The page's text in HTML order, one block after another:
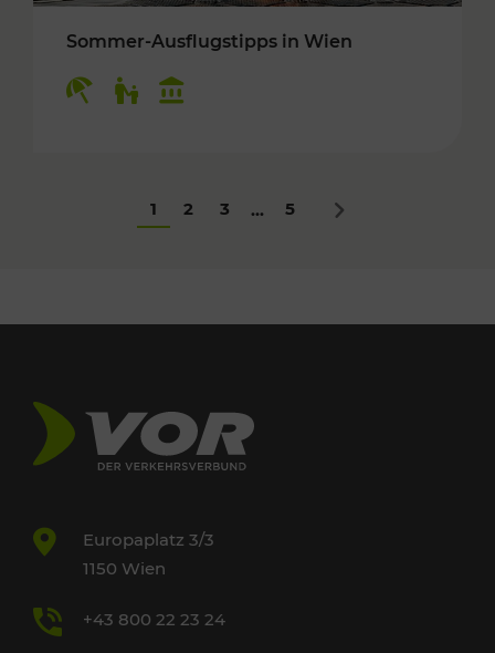
Sommer-Ausflugstipps in Wien
1 2 3 ... 5 Nächstes
Europaplatz 3/3
1150 Wien
+43 800 22 23 24